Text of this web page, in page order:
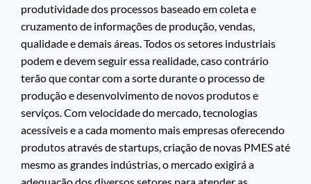
produtividade dos processos baseado em coleta e
cruzamento de informações de produção, vendas,
qualidade e demais áreas. Todos os setores industriais
podem e devem seguir essa realidade, caso contrário
terão que contar com a sorte durante o processo de
produção e desenvolvimento de novos produtos e
serviços. Com velocidade do mercado, tecnologias
acessíveis e a cada momento mais empresas oferecendo
produtos através de startups, criação de novas PMES até
mesmo as grandes indústrias, o mercado exigirá a